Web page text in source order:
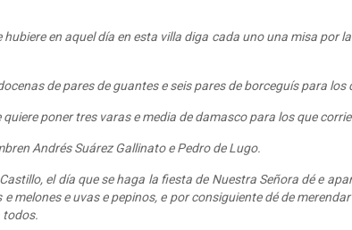
en aquel día en esta villa diga cada uno una misa por
de pares de guantes e seis pares de borceguís para los
poner tres varas e media de damasco para los que
Andrés Suárez Gallinato e Pedro de Lugo.
el día que se haga la fiesta de Nuestra Señora dé e
melones e uvas e pepinos, e por consiguiente dé de
todos.